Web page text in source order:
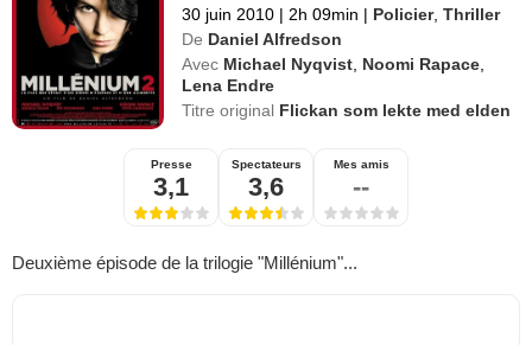
30 juin 2010 | 2h 09min | Policier,Thriller
De Daniel Alfredson
Avec Michael Nyqvist Noomi Rapace
Lena Endre
Titre original Flickan som lekte med elden
Presse
3,1
Spectateurs
3,6
Mes amis
--
Deuxième épisode de la trilogie "Millénium"...